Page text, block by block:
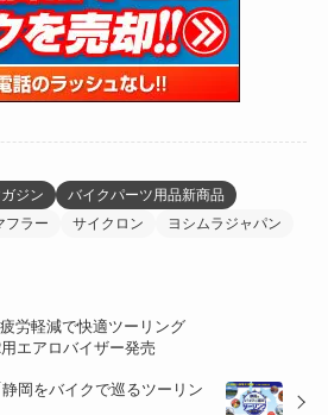
(63)
(27)
(47)
(41)
(35)
(41)
(12)
(16)
(4)
ジン
バイクパーツ用品新商品
フラー サイクロン
ヨシムラジャパン
労軽減で快適ツーリング
エアロバイザー発売
岡をバイクで巡るツーリン